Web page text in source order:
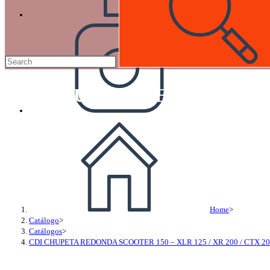
CDI CHUPETA REDONDA
Home>
Catálogo>
Catálogos>
CDI CHUPETA REDONDA SCOOTER 150 – XLR 125 / XR 200 / CTX